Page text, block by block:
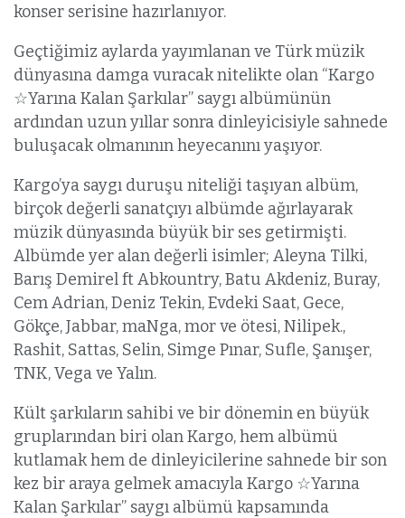
konser serisine hazırlanıyor.
Geçtiğimiz aylarda yayımlanan ve Türk müzik
dünyasına damga vuracak nitelikte olan “Kargo
☆Yarına Kalan Şarkılar” saygı albümünün
ardından uzun yıllar sonra dinleyicisiyle sahnede
buluşacak olmanının heyecanını yaşıyor.
Kargo’ya saygı duruşu niteliği taşıyan albüm,
birçok değerli sanatçıyı albümde ağırlayarak
müzik dünyasında büyük bir ses getirmişti.
Albümde yer alan değerli isimler; Aleyna Tilki,
Barış Demirel ft Abkountry, Batu Akdeniz, Buray,
Cem Adrian, Deniz Tekin, Evdeki Saat, Gece,
Gökçe, Jabbar, maNga, mor ve ötesi, Nilipek.,
Rashit, Sattas, Selin, Simge Pınar, Sufle, Şanışer,
TNK, Vega ve Yalın.
Kült şarkıların sahibi ve bir dönemin en büyük
gruplarından biri olan Kargo, hem albümü
kutlamak hem de dinleyicilerine sahnede bir son
kez bir araya gelmek amacıyla Kargo ☆Yarına
Kalan Şarkılar” saygı albümü kapsamında